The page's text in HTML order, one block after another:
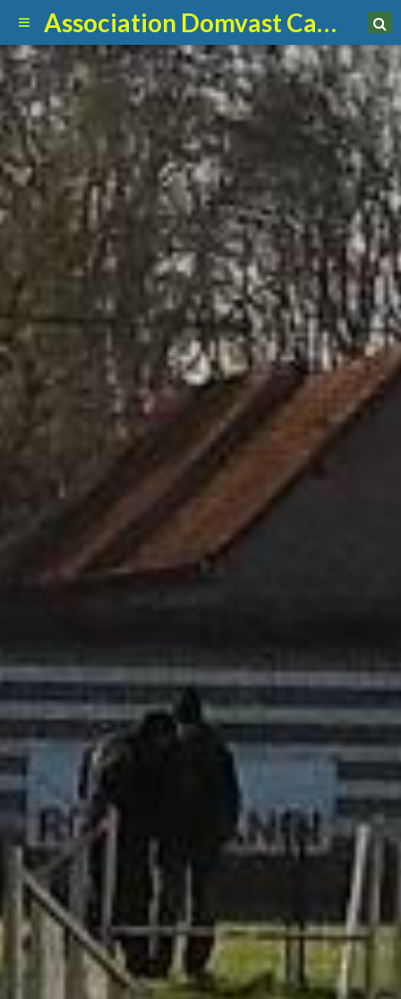
Association Domvast Canin Club